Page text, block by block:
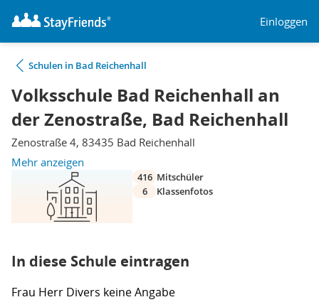
Einloggen
Schulen in Bad Reichenhall
Volksschule Bad Reichenhall an
der Zenostraße, Bad Reichenhall
Zenostraße 4, 83435 Bad Reichenhall
Mehr anzeigen
416 Mitschüler
6
Klassenfotos
In diese Schule eintragen
Frau Herr Divers keine Angabe